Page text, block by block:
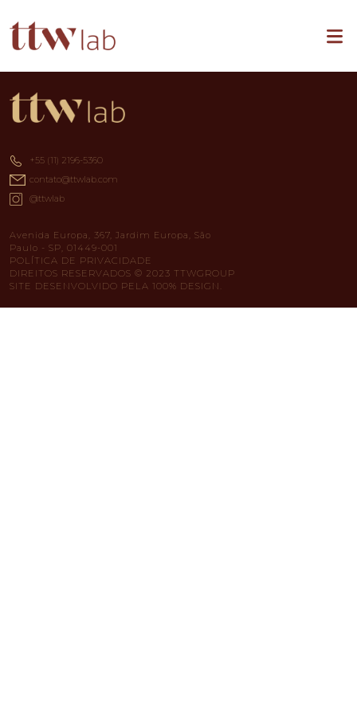
+55 (11) 2196-5360
contato@ttwlab.com
@ttwlab
POLÍTICA DE PRIVACIDADE
DIREITOS RESERVADOS © 2023 TTWGROUP
SITE DESENVOLVIDO PELA 100% DESIGN.
Avenida Europa, 367, Jardim Europa, São
Paulo - SP, 01449-001